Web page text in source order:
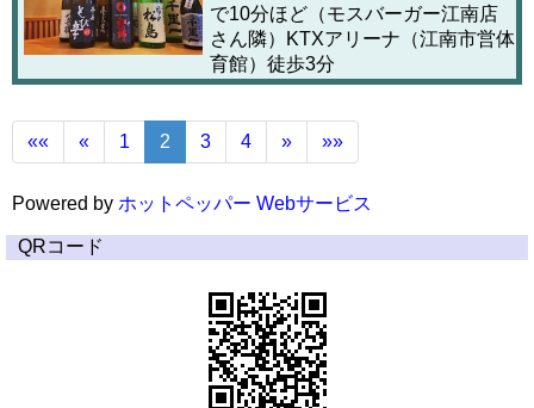
で10分ほど（モスバーガー江南店
さん隣）KTXアリーナ（江南市営体
育館）徒歩3分
«« « 1 2 3 4 » »»
Powered by ホットペッパー Webサービス
QRコード